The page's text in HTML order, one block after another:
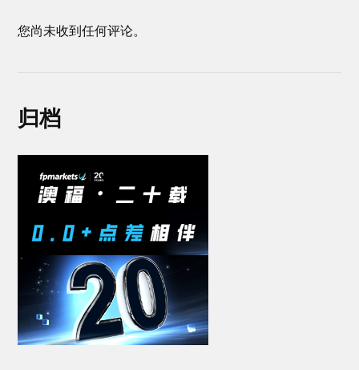
您尚未收到任何评论。
归档